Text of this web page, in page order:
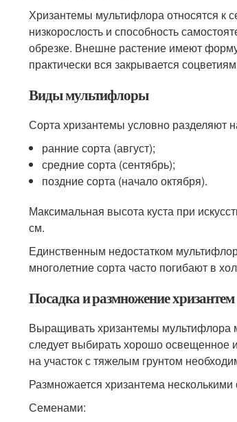
Хризантемы мультифлора относятся к
низкорослость и способность
обрезке. Внешне растение имеют
практически вся закрывается
Виды мультифлоры
Сорта хризантемы условно разделяют
ранние сорта (август);
средние сорта (сентябрь);
поздние сорта (начало октября).
Максимальная высота куста при
см.
Единственным недостатком
многолетние сорта часто погибают в
Посадка и размножение хризантем
Выращивать хризантемы мультифлора
следует выбирать хорошо освещенное
на участок с тяжелым грунтом
Размножается хризантема
Семенами: